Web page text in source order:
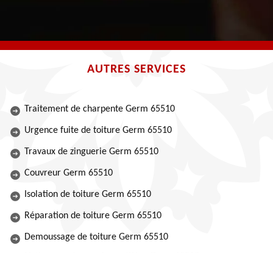
AUTRES SERVICES
Traitement de charpente Germ 65510
Urgence fuite de toiture Germ 65510
Travaux de zinguerie Germ 65510
Couvreur Germ 65510
Isolation de toiture Germ 65510
Réparation de toiture Germ 65510
Demoussage de toiture Germ 65510